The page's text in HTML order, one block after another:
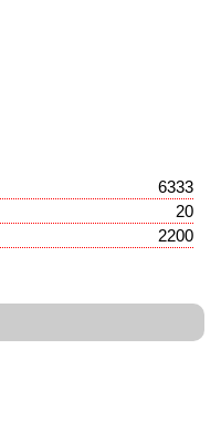
6333
20
2200